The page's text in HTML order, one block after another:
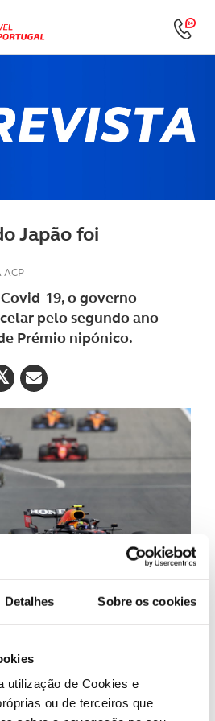
Detalhes Sobre os cookies
utilização de Cookies e
ou de terceiros que
Japão foi
ACP
19, o governo
pelo segundo ano
Prémio nipónico.
do Mundo de Fórmula 1
. As autoridades japonesas e o
que, devido às
da pandemia Covid-19,